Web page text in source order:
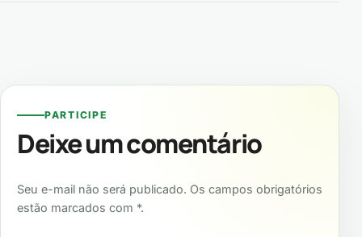
PARTICIPE
Deixe um comentário
Seu e-mail não será publicado. Os campos obrigatórios
estão marcados com *.